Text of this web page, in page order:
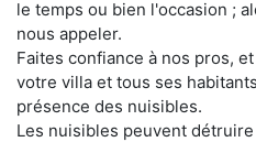
le temps ou bien l'occasion ;
nous appeler.
Faites confiance à nos pros,
votre villa et tous ses
présence des nuisibles.
Les nuisibles peuvent